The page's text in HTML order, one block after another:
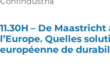
11.30H – De Maastricht
l’Europe. Quelles
européenne de